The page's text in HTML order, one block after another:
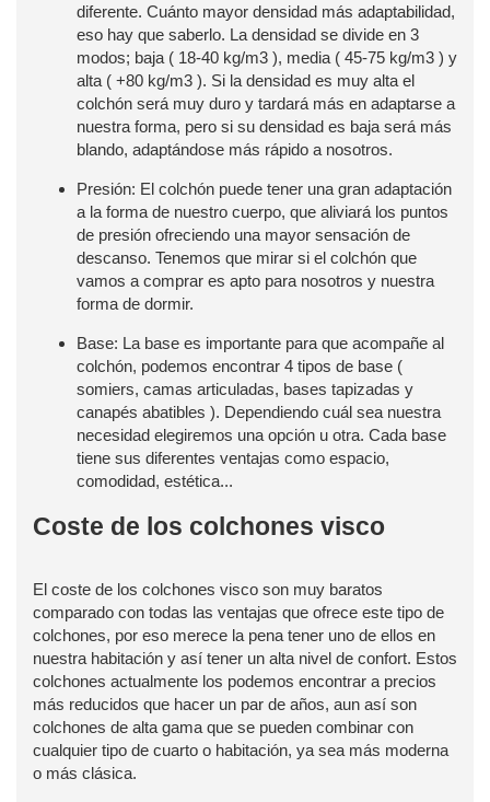
diferente. Cuánto mayor densidad más adaptabilidad,
eso hay que saberlo. La densidad se divide en 3
modos; baja ( 18-40 kg/m3 ), media ( 45-75 kg/m3 ) y
alta ( +80 kg/m3 ). Si la densidad es muy alta el
colchón será muy duro y tardará más en adaptarse a
nuestra forma, pero si su densidad es baja será más
blando, adaptándose más rápido a nosotros.
Presión: El colchón puede tener una gran adaptación
a la forma de nuestro cuerpo, que aliviará los puntos
de presión ofreciendo una mayor sensación de
descanso. Tenemos que mirar si el colchón que
vamos a comprar es apto para nosotros y nuestra
forma de dormir.
Base: La base es importante para que acompañe al
colchón, podemos encontrar 4 tipos de base (
somiers, camas articuladas, bases tapizadas y
canapés abatibles ). Dependiendo cuál sea nuestra
necesidad elegiremos una opción u otra. Cada base
tiene sus diferentes ventajas como espacio,
comodidad, estética...
Coste de los colchones visco
El coste de los colchones visco son muy baratos
comparado con todas las ventajas que ofrece este tipo de
colchones, por eso merece la pena tener uno de ellos en
nuestra habitación y así tener un alta nivel de confort. Estos
colchones actualmente los podemos encontrar a precios
más reducidos que hacer un par de años, aun así son
colchones de alta gama que se pueden combinar con
cualquier tipo de cuarto o habitación, ya sea más moderna
o más clásica.